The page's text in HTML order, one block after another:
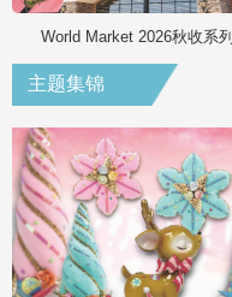
World Market 2026秋收系列
主题集锦